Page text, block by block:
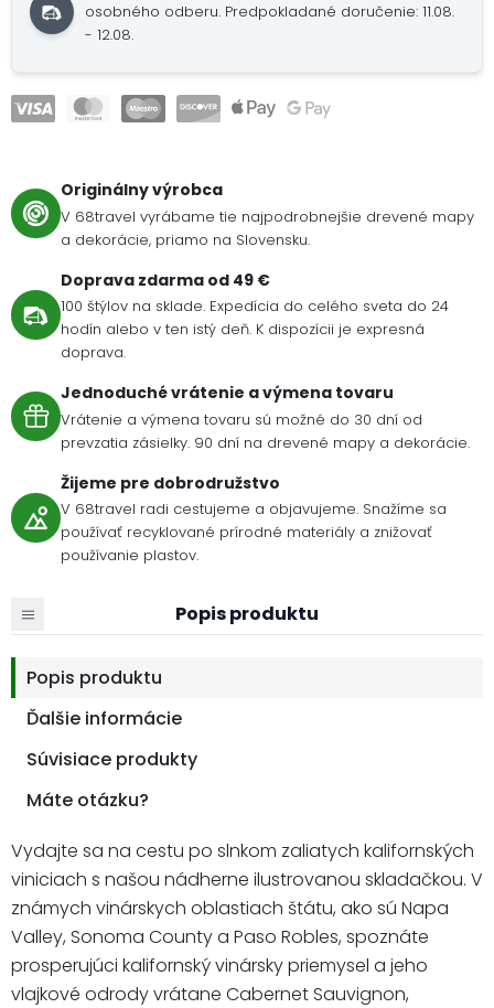
osobného odberu. Predpokladané doručenie: 11.08.
- 12.08.
Originálny výrobca
V 68travel vyrábame tie najpodrobnejšie drevené mapy
a dekorácie, priamo na Slovensku.
Doprava zdarma od 49 €
100 štýlov na sklade. Expedícia do celého sveta do 24
hodín alebo v ten istý deň. K dispozícii je expresná
doprava.
Jednoduché vrátenie a výmena tovaru
Vrátenie a výmena tovaru sú možné do 30 dní od
prevzatia zásielky. 90 dní na drevené mapy a dekorácie.
Žijeme pre dobrodružstvo
V 68travel radi cestujeme a objavujeme. Snažíme sa
používať recyklované prírodné materiály a znižovať
používanie plastov.
Popis produktu
Popis produktu
Ďalšie informácie
Súvisiace produkty
Máte otázku?
Vydajte sa na cestu po slnkom zaliatych kalifornských
viniciach s našou nádherne ilustrovanou skladačkou. V
známych vinárskych oblastiach štátu, ako sú Napa
Valley, Sonoma County a Paso Robles, spoznáte
prosperujúci kalifornský vinársky priemysel a jeho
vlajkové odrody vrátane Cabernet Sauvignon,